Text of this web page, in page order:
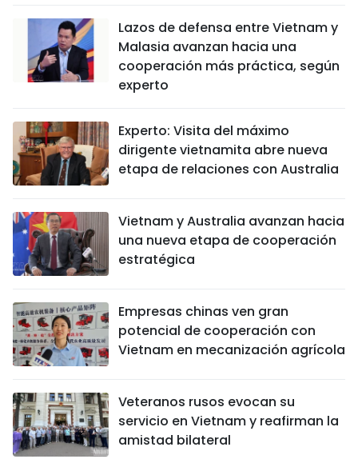
Lazos de defensa entre Vietnam y
Malasia avanzan hacia una
cooperación más práctica, según
experto
Experto: Visita del máximo
dirigente vietnamita abre nueva
etapa de relaciones con Australia
Vietnam y Australia avanzan hacia
una nueva etapa de cooperación
estratégica
Empresas chinas ven gran
potencial de cooperación con
Vietnam en mecanización agrícola
Veteranos rusos evocan su
servicio en Vietnam y reafirman la
amistad bilateral